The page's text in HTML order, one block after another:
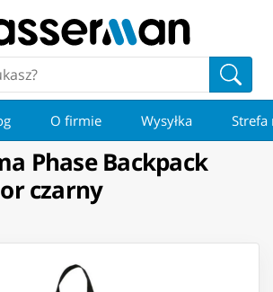
O firmie Wysyłka Strefa
Phase Backpack
czarny